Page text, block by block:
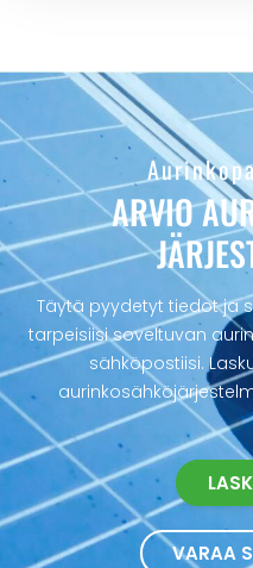
ARVIO
Täytä pyydetyt tiedot ja
tarpeisiisi soveltuvan
sähköpostiisi.
VARAA